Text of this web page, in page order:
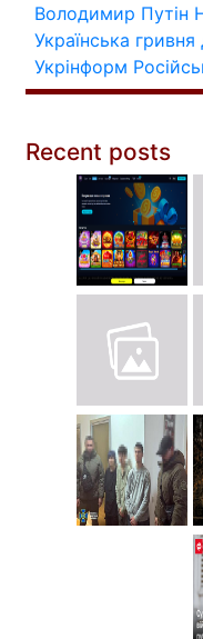
Володимир Путін
Українська гривня
Укрінформ
Recent posts